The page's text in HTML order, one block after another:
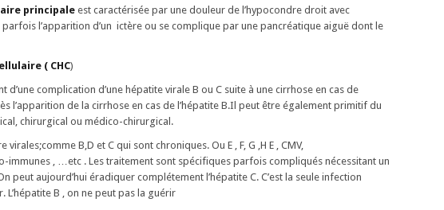
principaleest caractérisée par une douleur de l’hypocondre droit avec
l’apparition d’un ictère ou se complique par une pancréatique aiguë dont le
( CHC)
d’une complication d’une hépatite virale B ou C suite à une cirrhose en cas de
l’apparition de la cirrhose en cas de l’hépatite B.Il peut être également primitif du
chirurgical ou médico-chirurgical.
virales;comme B,D et C qui sont chroniques. Ou E , F, G ,H E , CMV,
immunes , …etc . Les traitement sont spécifiques parfois compliqués nécessitant un
peut aujourd’hui éradiquer complétement l’hépatite C. C’est la seule infection
L’hépatite B , on ne peut pas la guérir